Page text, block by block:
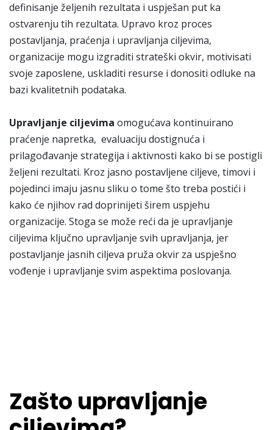
definisanje željenih rezultata i uspješan put ka
ostvarenju tih rezultata. Upravo kroz proces
postavljanja, praćenja i upravljanja ciljevima,
organizacije mogu izgraditi strateški okvir, motivisati
svoje zaposlene, uskladiti resurse i donositi odluke na
bazi kvalitetnih podataka.
Upravljanje ciljevima omogućava kontinuirano
praćenje napretka, evaluaciju dostignuća i
prilagođavanje strategija i aktivnosti kako bi se postigli
željeni rezultati. Kroz jasno postavljene ciljeve, timovi i
pojedinci imaju jasnu sliku o tome što treba postići i
kako će njihov rad doprinijeti širem uspjehu
organizacije. Stoga se može reći da je upravljanje
ciljevima ključno upravljanje svih upravljanja, jer
postavljanje jasnih ciljeva pruža okvir za uspješno
vođenje i upravljanje svim aspektima poslovanja.
Zašto upravljanje